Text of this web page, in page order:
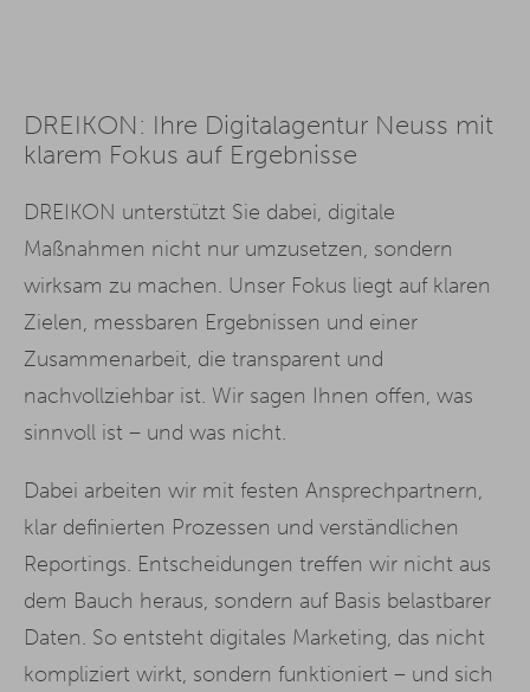
DREIKON: Ihre Digitalagentur Neuss mit
klarem Fokus auf Ergebnisse
DREIKON unterstützt Sie dabei, digitale
Maßnahmen nicht nur umzusetzen, sondern
wirksam zu machen. Unser Fokus liegt auf klaren
Zielen, messbaren Ergebnissen und einer
Zusammenarbeit, die transparent und
nachvollziehbar ist. Wir sagen Ihnen offen, was
sinnvoll ist – und was nicht.
Dabei arbeiten wir mit festen Ansprechpartnern,
klar definierten Prozessen und verständlichen
Reportings. Entscheidungen treffen wir nicht aus
dem Bauch heraus, sondern auf Basis belastbarer
Daten. So entsteht digitales Marketing, das nicht
kompliziert wirkt, sondern funktioniert – und sich